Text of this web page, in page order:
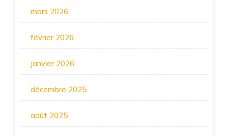
mars 2026
février 2026
janvier 2026
décembre 2025
août 2025